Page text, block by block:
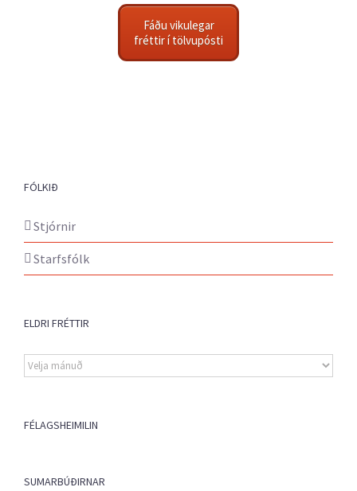
Fáðu vikulegar
fréttir í tölvupósti
FÓLKIÐ
Stjórnir
Starfsfólk
ELDRI FRÉTTIR
Eldri
fréttir
FÉLAGSHEIMILIN
SUMARBÚÐIRNAR